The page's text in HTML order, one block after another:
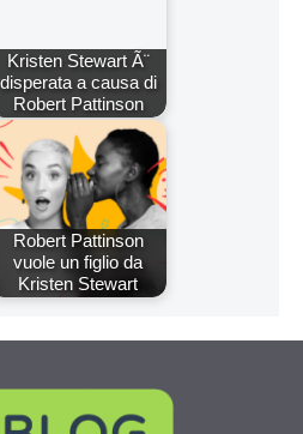
Kristen Stewart Ã¨
disperata a causa di
Robert Pattinson
Robert Pattinson
vuole un figlio da
Kristen Stewart